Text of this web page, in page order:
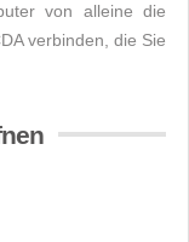
von alleine die
verbinden, die Sie